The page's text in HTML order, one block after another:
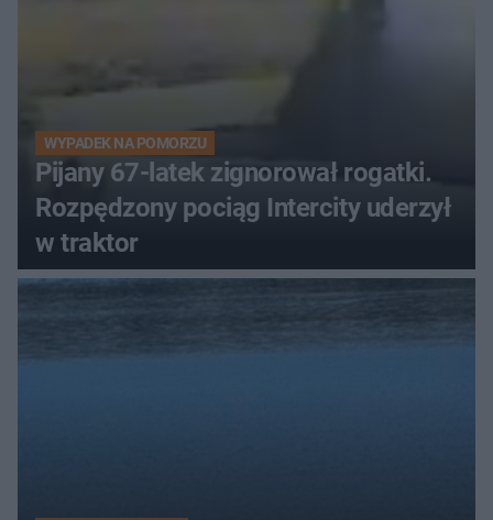
WYPADEK NA POMORZU
Pijany 67-latek zignorował rogatki.
Rozpędzony pociąg Intercity uderzył
w traktor